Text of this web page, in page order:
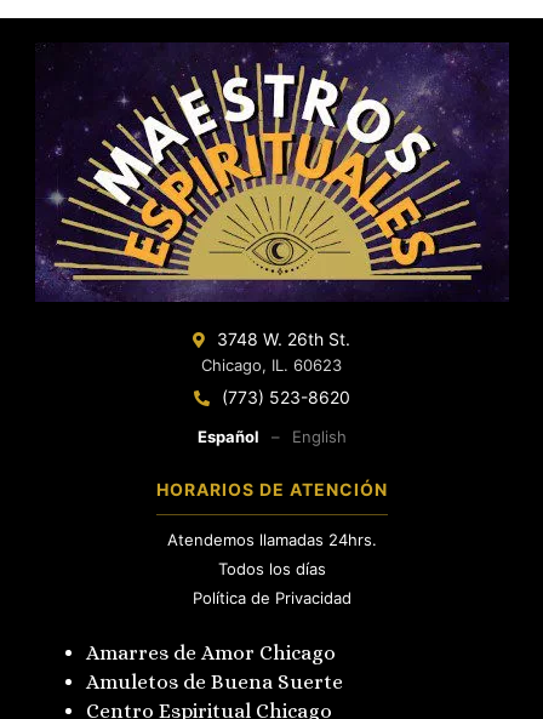
3748 W. 26th St.
Chicago, IL. 60623
(773) 523-8620
Español – English
HORARIOS DE ATENCIÓN
Atendemos llamadas 24hrs.
Todos los días
Política de Privacidad
Amarres de Amor Chicago
Amuletos de Buena Suerte
Centro Espiritual Chicago